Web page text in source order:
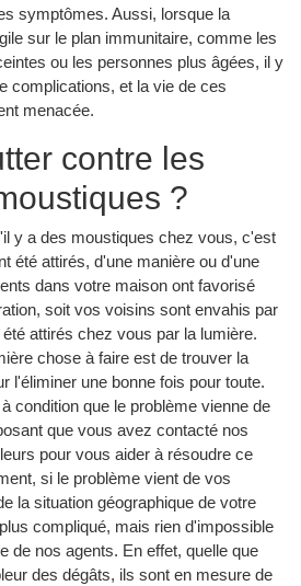
symptômes. Aussi, lorsque la
sur le plan immunitaire, comme les
ou les personnes plus âgées, il y
complications, et la vie de ces
menacée.
contre les
?
y a des moustiques chez vous, c'est
été attirés, d'une manière ou d'une
dans votre maison ont favorisé
soit vos voisins sont envahis par
attirés chez vous par la lumière.
chose à faire est de trouver la
l'éliminer une bonne fois pour toute.
condition que le problème vienne de
que vous avez contacté nos
pour vous aider à résoudre ce
si le problème vient de vos
la situation géographique de votre
compliqué, mais rien d'impossible
de nos agents. En effet, quelle que
des dégâts, ils sont en mesure de